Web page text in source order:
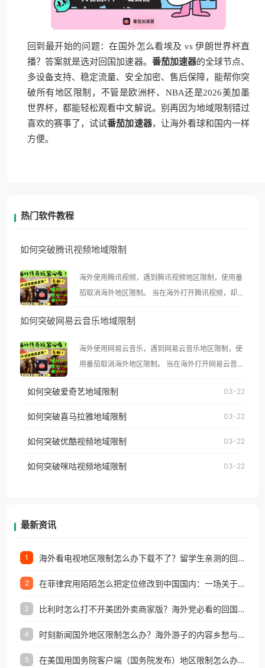
回到最开始的问题：在国外怎么看埃及 vs 伊朗世界杯直
播？答案就是选对回国加速器。 番茄加速器的全球节点、
多设备支持、稳定流量、安全加密、售后保障，能帮你突
破所有地区限制，不管是欧洲杯、NBA还是2026美加墨
世界杯，都能轻松观看中文解说。别再因为地域限制错过
喜欢的赛事了，试试番茄加速器，让海外看球和国内一样
方便。
热门软件教程
如何突破腾讯视频地域限制
海外使用腾讯视频，遇到腾讯视频地区限制，使用番
茄取消海外地区限制。 当在海外打开腾讯视频，却突
示语。 海外用户如香港、澳门、台湾、美国、加拿
像其他音乐平台一样，出现地区及版权限制问题，且
仅能在中国大陆地区播放。 遇到这个问题的朋友们，
使用番茄回国加速器，即可解决「海外用户收听腾讯
台湾、美国、加拿大、澳大利亚、欧洲等国家和地区
权限制所困扰。
如何突破网易云音乐地域限制
海外使用网易云音乐，遇到网易云音乐地区限制，使
用番茄取消海外地区限制。 当在海外打开网易云音
播放”的提示语。 海外用户如香港、澳门、台湾、美
国、加拿大、澳大利亚、欧洲等国家和地区时，网易
制问题，且仅能在中国大陆地区播放。 遇到这个问题
户收听网易云音乐地区版权限制」的问题，无论人在
如何突破爱奇艺地域限制 03-22
如何突破喜马拉雅地域限制 03-22
如何突破优酷视频地域限制 03-22
如何突破咪咕视频地域限制 03-22
最新资讯
1 海外看电视地区限制怎么办下载不了？留学生亲测的回国加速方案（附2026世界杯观赛技巧）
2 在菲律宾用陌陌怎么把定位修改到中国国内：一场关于归属感与连接的探索
3 比利时怎么打不开美团外卖商家版？海外党必看的回国加速全攻略
4 时刻新闻国外地区限制怎么办？海外游子的内容乡愁与破局之路
5 在美国用国务院客户端（国务院发布）地区限制怎么办？3步解决海外看国内内容难题